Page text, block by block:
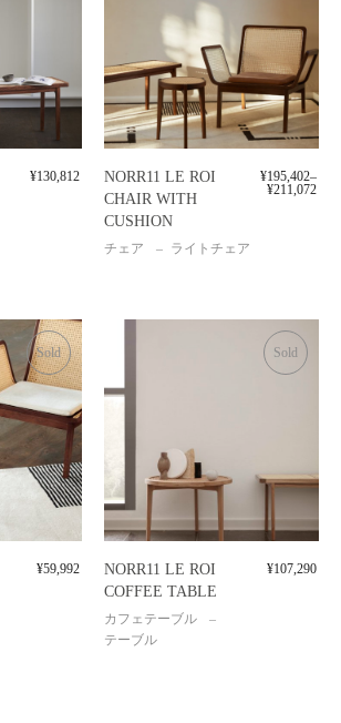
¥130,812
NORR11 LE ROI
CHAIR WITH
CUSHION
チェア ライトチェア
¥195,402–
¥211,072
Sold
¥59,992
Sold
NORR11 LE ROI
COFFEE TABLE
カフェテーブル
テーブル
¥107,290